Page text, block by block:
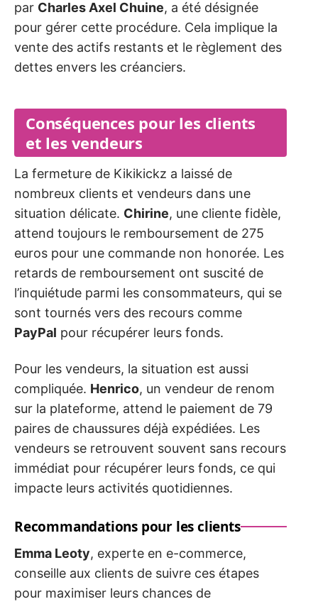
par Charles Axel Chuine, a été désignée
pour gérer cette procédure. Cela implique la
vente des actifs restants et le règlement des
dettes envers les créanciers.
Conséquences pour les clients
et les vendeurs
La fermeture de Kikikickz a laissé de
nombreux clients et vendeurs dans une
situation délicate. Chirine, une cliente fidèle,
attend toujours le remboursement de 275
euros pour une commande non honorée. Les
retards de remboursement ont suscité de
l’inquiétude parmi les consommateurs, qui se
sont tournés vers des recours comme
PayPal pour récupérer leurs fonds.
Pour les vendeurs, la situation est aussi
compliquée. Henrico, un vendeur de renom
sur la plateforme, attend le paiement de 79
paires de chaussures déjà expédiées. Les
vendeurs se retrouvent souvent sans recours
immédiat pour récupérer leurs fonds, ce qui
impacte leurs activités quotidiennes.
Recommandations pour les clients
Emma Leoty, experte en e-commerce,
conseille aux clients de suivre ces étapes
pour maximiser leurs chances de